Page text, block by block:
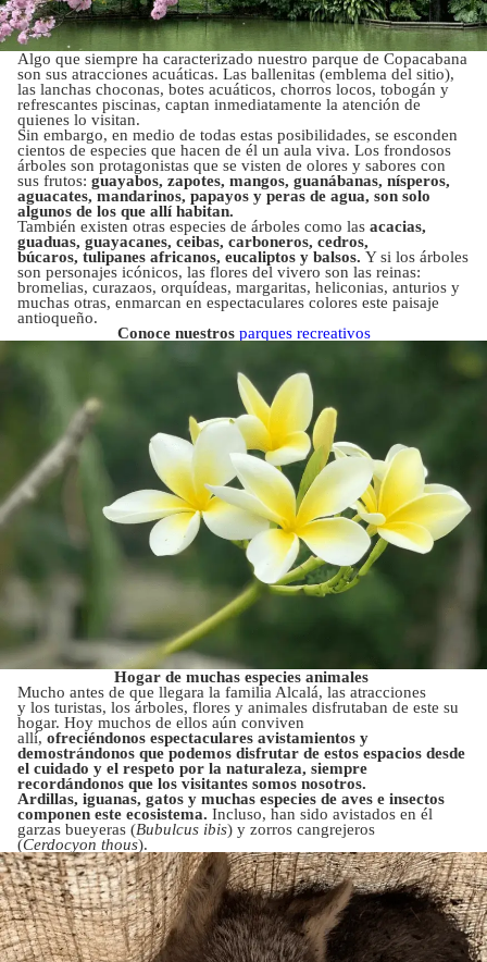
Algo que siempre ha caracterizado nuestro parque de Copacabana
son sus atracciones acuáticas. Las ballenitas (emblema del sitio),
las lanchas choconas, botes acuáticos, chorros locos, tobogán y
refrescantes piscinas, captan inmediatamente la atención de
quienes lo visitan.
Sin embargo, en medio de todas estas posibilidades, se esconden
cientos de especies que hacen de él un aula viva. Los frondosos
árboles son protagonistas que se visten de olores y sabores con
sus frutos: guayabos, zapotes, mangos, guanábanas, nísperos,
aguacates, mandarinos, papayos y peras de agua, son solo
algunos de los que allí habitan.
También existen otras especies de árboles como las acacias,
guaduas, guayacanes, ceibas, carboneros, cedros,
búcaros, tulipanes africanos, eucaliptos y balsos. Y si los árboles
son personajes icónicos, las flores del vivero son las reinas:
bromelias, curazaos, orquídeas, margaritas, heliconias, anturios y
muchas otras, enmarcan en espectaculares colores este paisaje
antioqueño.
Conoce nuestros parques recreativos
Hogar de muchas especies animales
Mucho antes de que llegara la familia Alcalá, las atracciones
y los turistas, los árboles, flores y animales disfrutaban de este su
hogar. Hoy muchos de ellos aún conviven
allí, ofreciéndonos espectaculares avistamientos y
demostrándonos que podemos disfrutar de estos espacios desde
el cuidado y el respeto por la naturaleza, siempre
recordándonos que los visitantes somos nosotros.
Ardillas, iguanas, gatos y muchas especies de aves e insectos
componen este ecosistema. Incluso, han sido avistados en él
garzas bueyeras (Bubulcus ibis) y zorros cangrejeros
(Cerdocyon thous).